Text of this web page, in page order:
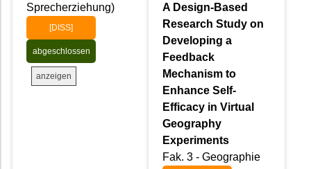
Sprecherziehung)
[DISS]
abgeschlossen
anzeigen
A Design-Based
Research Study on
Developing a
Feedback
Mechanism to
Enhance Self-
Efficacy in Virtual
Geography
Experiments
Fak. 3 - Geographie